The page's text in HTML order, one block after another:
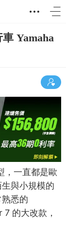
Yamaha
，一直都是歐
與小規模的
悉的
的大改款，